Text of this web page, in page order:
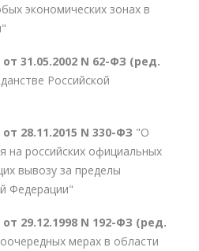
экономических зонах в
31.05.2002 N 62-ФЗ (ред.
Российской
28.11.2015 N 330-ФЗ "О
на российских официальных
вывозу за пределы
Федерации"
29.12.1998 N 192-ФЗ (ред.
мерах в области